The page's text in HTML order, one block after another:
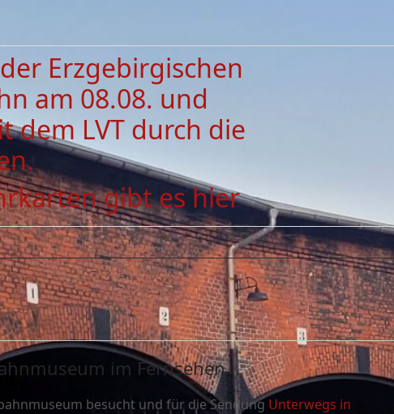
Erzgebirgischen
am 08.08. und
dem LVT durch die
gibt es hier
im Fernsehen
besucht und für die Sendung Unterwegs in